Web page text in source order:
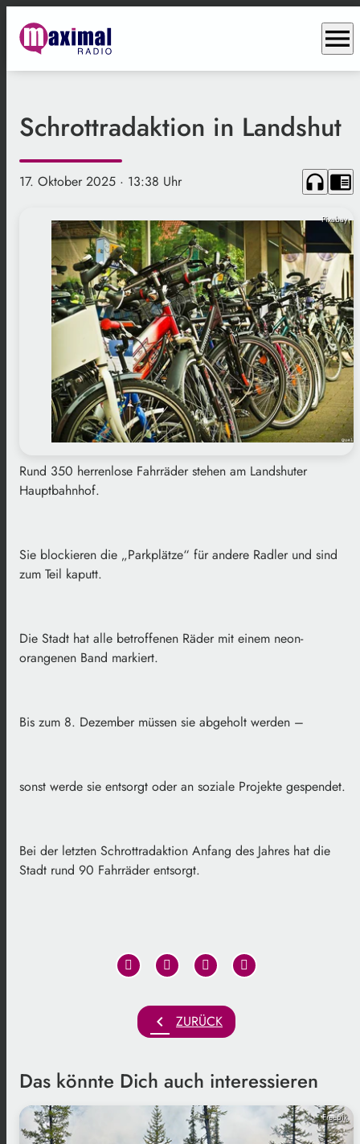
menu
Schrottradaktion in Landshut
17. Oktober 2025 · 13:38 Uhr headphones chrome_reader_mode
Pixabay
Rund 350 herrenlose Fahrräder stehen am Landshuter
Hauptbahnhof.
Sie blockieren die „Parkplätze“ für andere Radler und sind
zum Teil kaputt.
Die Stadt hat alle betroffenen Räder mit einem neon-
orangenen Band markiert.
Bis zum 8. Dezember müssen sie abgeholt werden –
sonst werde sie entsorgt oder an soziale Projekte gespendet.
Bei der letzten Schrottradaktion Anfang des Jahres hat die
Stadt rund 90 Fahrräder entsorgt.
chevron_left ZURÜCK
Das könnte Dich auch interessieren
Freepik